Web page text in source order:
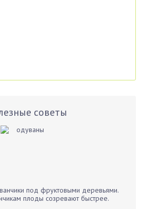
советы
под фруктовыми деревьями.
плоды созревают быстрее.